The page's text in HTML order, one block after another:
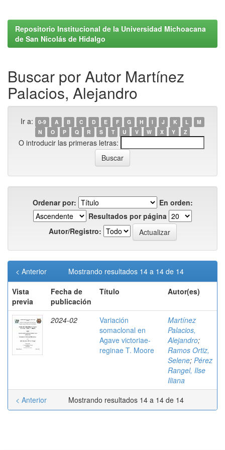
Repositorio Institucional de la Universidad Michoacana
de San Nicolás de Hidalgo
Buscar por Autor Martínez
Palacios, Alejandro
Ir a: 0-9 A B C D E F G H I J K L
M
N
O P Q R S T U V W X Y Z
O introducir las primeras letras:
Ordenar por:
En orden:
Resultados por página
Autor/Registro:
Mostrando resultados 14 a 14 de 14
< Anterior
Vista
previa
Fecha de
publicación
Título Autor(es)
2024-02
Variación
somaclonal en
Agave victoriae-
reginae T. Moore
Martínez
Palacios,
Alejandro;
Ramos Ortiz,
Selene; Pérez
Rangel, Ilse
Iliana
Mostrando resultados 14 a 14 de 14
< Anterior